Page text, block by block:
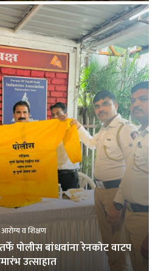
आरोग्य व शिक्षण
पोलीस बांधवांना रेनकोट वाटप
उत्साहात